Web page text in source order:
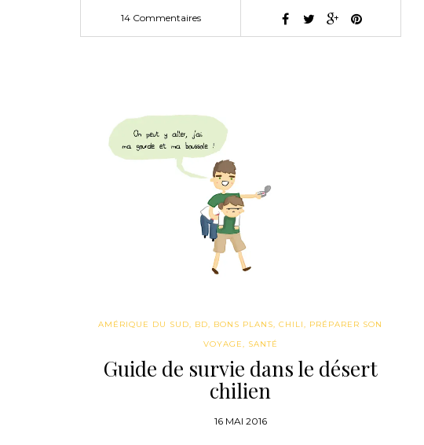
14 Commentaires
AMÉRIQUE DU SUD, BD, BONS PLANS,CHILI, PRÉPARER SON
VOYAGE, SANTÉ
Guide de survie dans le désert
chilien
16 MAI 2016